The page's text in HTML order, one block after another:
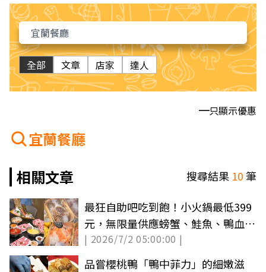
全部 文章 店家 達人
只顯示優惠
宜蘭餐廳
相關文章
搜尋結果 10筆
最狂自助吧吃到飽！小火鍋最低399
元，無限量供應螃蟹、鮭魚、鴨血豆
腐
| 2026/7/2 05:00:00 |
品嘗櫻桃鴨「鴨中菲力」的細嫩滋